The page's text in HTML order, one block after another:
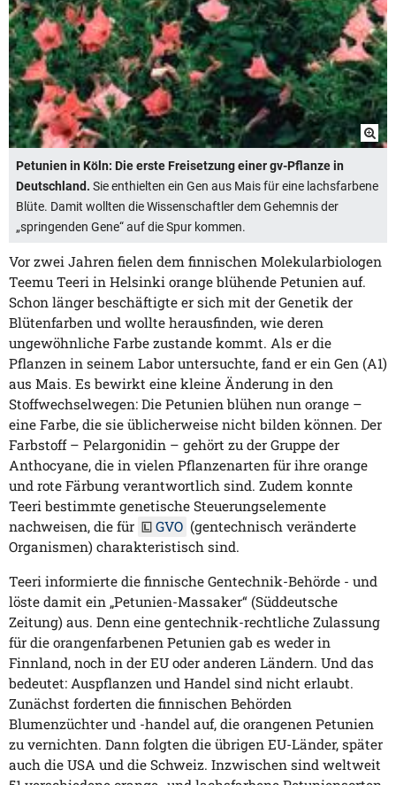
Petunien in Köln: Die erste Freisetzung einer gv-Pflanze in
Deutschland. Sie enthielten ein Gen aus Mais für eine lachsfarbene
Blüte. Damit wollten die Wissenschaftler dem Gehemnis der
„springenden Gene“ auf die Spur kommen.
Vor zwei Jahren fielen dem finnischen Molekularbiologen
Teemu Teeri in Helsinki orange blühende Petunien auf.
Schon länger beschäftigte er sich mit der Genetik der
Blütenfarben und wollte herausfinden, wie deren
ungewöhnliche Farbe zustande kommt. Als er die
Pflanzen in seinem Labor untersuchte, fand er ein Gen (A1)
aus Mais. Es bewirkt eine kleine Änderung in den
Stoffwechselwegen: Die Petunien blühen nun orange –
eine Farbe, die sie üblicherweise nicht bilden können. Der
Farbstoff – Pelargonidin – gehört zu der Gruppe der
Anthocyane, die in vielen Pflanzenarten für ihre orange
und rote Färbung verantwortlich sind. Zudem konnte
Teeri bestimmte genetische Steuerungselemente
nachweisen, die für
GVO (gentechnisch veränderte
Organismen) charakteristisch sind.
Teeri informierte die finnische Gentechnik-Behörde - und
löste damit ein „Petunien-Massaker“ (Süddeutsche
Zeitung) aus. Denn eine gentechnik-rechtliche Zulassung
für die orangenfarbenen Petunien gab es weder in
Finnland, noch in der EU oder anderen Ländern. Und das
bedeutet: Auspflanzen und Handel sind nicht erlaubt.
Zunächst forderten die finnischen Behörden
Blumenzüchter und -handel auf, die orangenen Petunien
zu vernichten. Dann folgten die übrigen EU-Länder, später
auch die USA und die Schweiz. Inzwischen sind weltweit